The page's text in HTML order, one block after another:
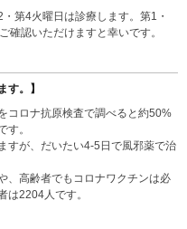
第4火曜日は診療します。第1・
確認いただけますと幸いです。
す。】
コロナ抗原検査で調べると約50%
す。
すが、だいたい4-5日で風邪薬で治
、高齢者でもコロナワクチンは必
は2204人です。